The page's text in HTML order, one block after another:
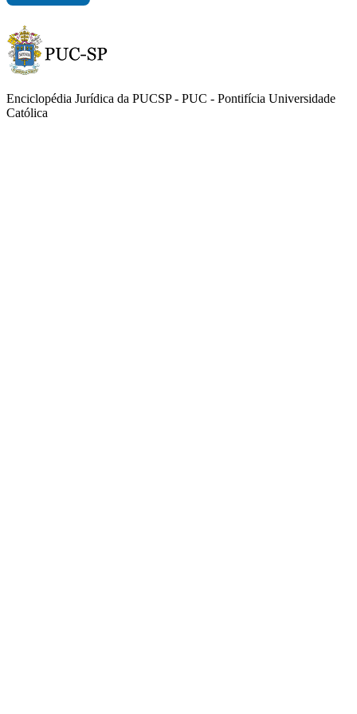
Enciclopédia Jurídica da PUCSP - PUC - Pontifícia Universidade
Católica